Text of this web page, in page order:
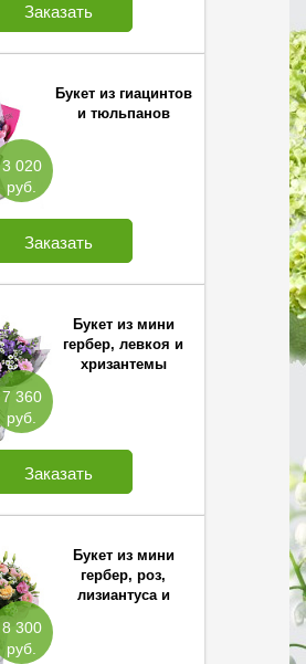
Заказать
3 020
руб.
Букет из гиацинтов
и тюльпанов
Заказать
7 360
руб.
Букет из мини
гербер, левкоя и
хризантемы
Заказать
8 300
руб.
Букет из мини
гербер, роз,
лизиантуса и